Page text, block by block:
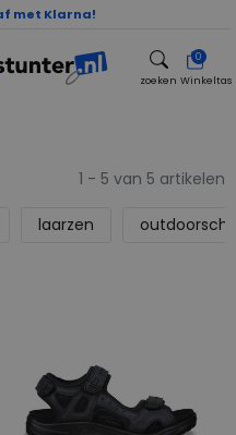
met Klarna!
zoeken
0
Winkeltas
1 - 5 van 5 artikelen
laarzen